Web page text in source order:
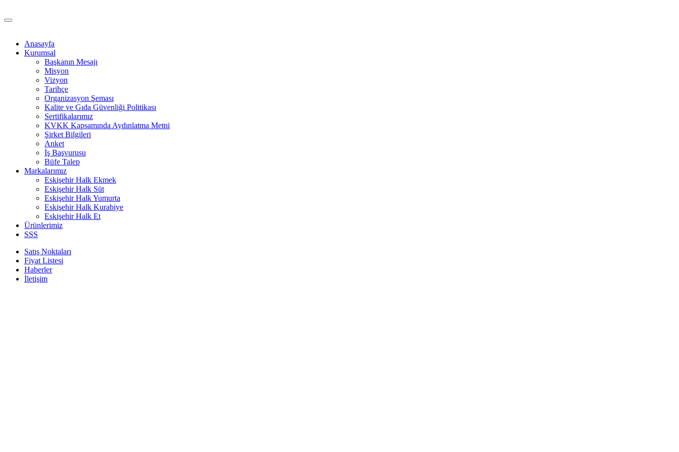
Anasayfa
Kurumsal
Başkanın Mesajı
Misyon
Vizyon
Tarihçe
Organizasyon Şeması
Kalite ve Gıda Güvenliği Politikası
Sertifikalarımız
KVKK Kapsamında Aydınlatma Metni
Şirket Bilgileri
Anket
İş Başvurusu
Büfe Talep
Markalarımız
Eskişehir Halk Ekmek
Eskişehir Halk Süt
Eskişehir Halk Yumurta
Eskişehir Halk Kurabiye
Eskişehir Halk Et
Ürünlerimiz
SSS
Satış Noktaları
Fiyat Listesi
Haberler
İletişim